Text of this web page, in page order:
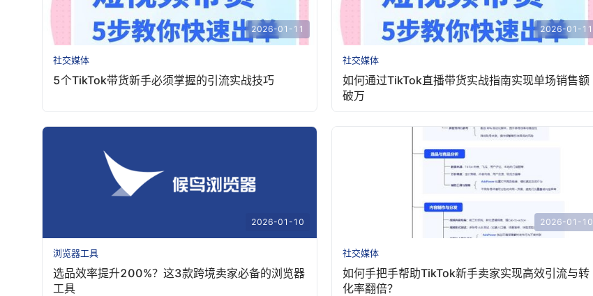
2026-01-11
社交媒体
5个TikTok带货新手必须掌握的引流实战技巧
2026-01-11
社交媒体
如何通过TikTok直播带货实战指南实现单场销售额
破万
2026-01-10
浏览器工具
选品效率提升200%？这3款跨境卖家必备的浏览器
工具
2026-01-10
社交媒体
如何手把手帮助TikTok新手卖家实现高效引流与转
化率翻倍？